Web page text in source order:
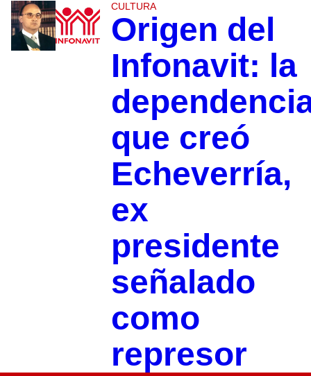
CULTURA
Origen del
Infonavit: la
que creó
Echeverría,
ex
presidente
señalado
como
represor